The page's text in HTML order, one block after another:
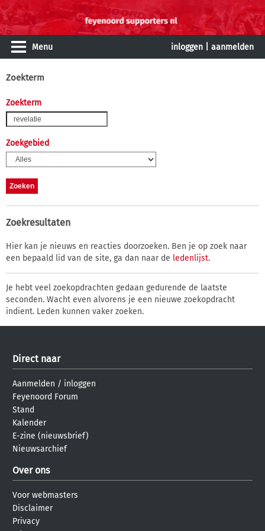
Menu inloggen aanmelden
Zoekterm
Zoekterm
Zoekgebied
Zoekresultaten
Hier kan je nieuws en reacties doorzoeken. Ben je op zoek naar
een bepaald lid van de site, ga dan naar de ledenlijst.
Je hebt veel zoekopdrachten gedaan gedurende de laatste
seconden. Wacht even alvorens je een nieuwe zoekopdracht
indient. Leden kunnen vaker zoeken.
Direct naar
Aanmelden / inloggen
Feyenoord Forum
Stand
Kalender
E-zine (nieuwsbrief)
Nieuwsarchief
Over ons
Voor webmasters
Disclaimer
Privacy